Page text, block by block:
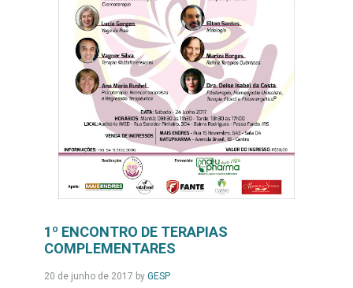
1º ENCONTRO DE TERAPIAS
COMPLEMENTARES
20 de junho de 2017 by GESPLeia